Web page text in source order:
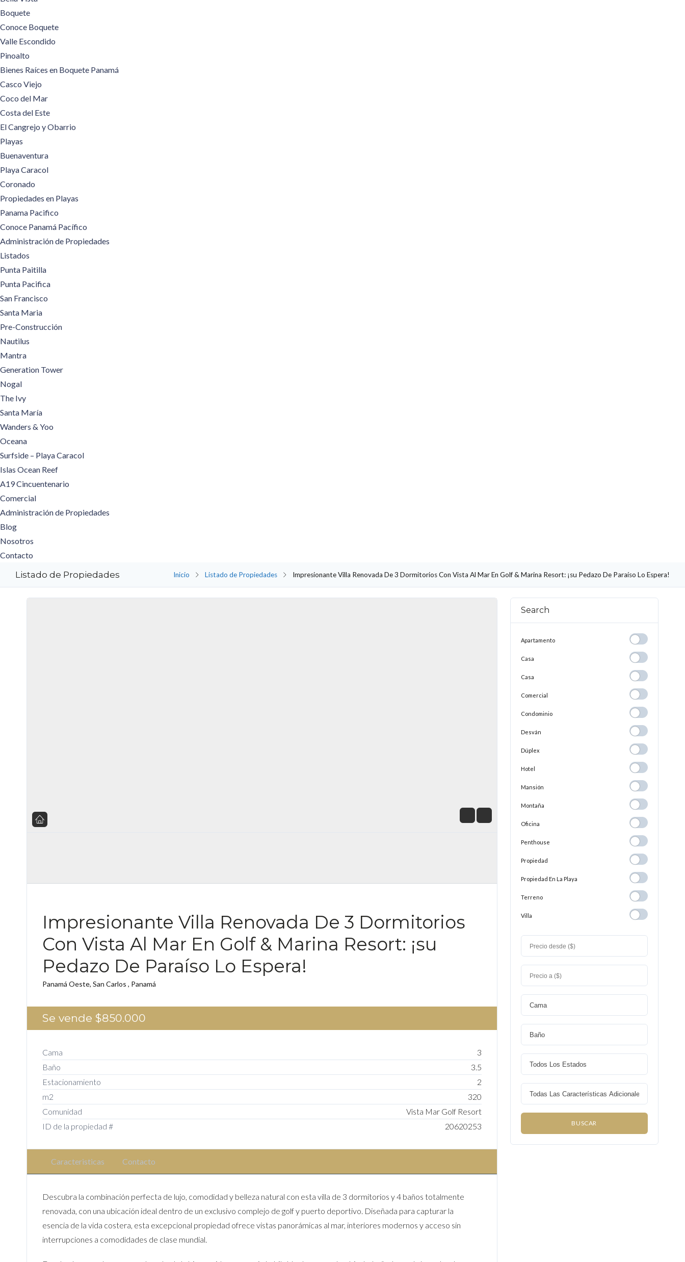
Boquete
Conoce Boquete
Valle Escondido
Pinoalto
Bienes Raíces en Boquete Panamá
Casco Viejo
Coco del Mar
Costa del Este
El Cangrejo y Obarrio
Playas
Buenaventura
Playa Caracol
Coronado
Propiedades en Playas
Panama Pacifico
Conoce Panamá Pacífico
Administración de Propiedades
Listados
Punta Paitilla
Punta Pacifica
San Francisco
Santa Maria
Pre-Construcción
Nautilus
Mantra
Generation Tower
Nogal
The Ivy
Santa María
Wanders & Yoo
Oceana
Surfside – Playa Caracol
Islas Ocean Reef
A19 Cincuentenario
Comercial
Administración de Propiedades
Blog
Nosotros
Contacto
Listado de Propiedades Inicio Listado de Propiedades Impresionante Villa Renovada De 3 Dormitorios Con Vista Al Mar En Golf & Marina Resort: ¡su Pedazo De Paraíso Lo Espera!
Impresionante Villa Renovada De 3 Dormitorios
Con Vista Al Mar En Golf & Marina Resort: ¡su
Pedazo De Paraíso Lo Espera!
Panamá Oeste, San Carlos , Panamá
Se vende $850.000
Cama
3
Baño
3.5
Estacionamiento
2
m2
320
Comunidad
Vista Mar Golf Resort
ID de la propiedad #
20620253
Caracteristicas Contacto
Descubra la combinación perfecta de lujo, comodidad y belleza natural con esta villa de 3 dormitorios y 4 baños totalmente
renovada, con una ubicación ideal dentro de un exclusivo complejo de golf y puerto deportivo. Diseñada para capturar la
esencia de la vida costera, esta excepcional propiedad ofrece vistas panorámicas al mar, interiores modernos y acceso sin
interrupciones a comodidades de clase mundial.
Search
Apartamento Apartamento
Casa
Casa
Comercial Comercial
Condominio Condominio
Desván
Dúplex
Hotel
Mansión
Montaña Montaña
Oficina
Penthouse Penthouse
Propiedad Propiedad
Propiedad En La Playa
Propiedad En
La
Playa
Terreno
Villa